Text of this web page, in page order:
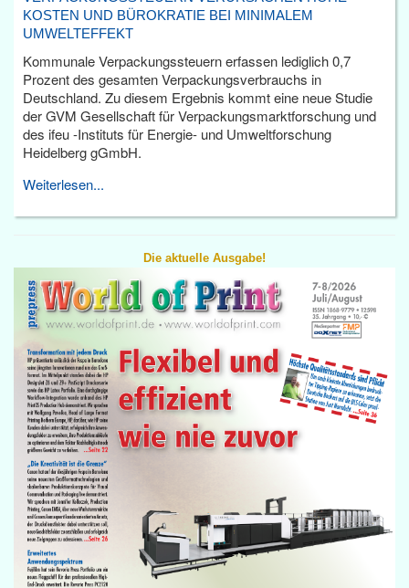
KOSTEN UND BÜROKRATIE BEI MINIMALEM
UMWELTEFFEKT
Kommunale Verpackungssteuern erfassen lediglich 0,7
Prozent des gesamten Verpackungsverbrauchs in
Deutschland. Zu diesem Ergebnis kommt eine neue Studie
der GVM Gesellschaft für Verpackungsmarktforschung und
des ifeu -Instituts für Energie- und Umweltforschung
Heidelberg gGmbH.
Weiterlesen...
Die aktuelle Ausgabe!